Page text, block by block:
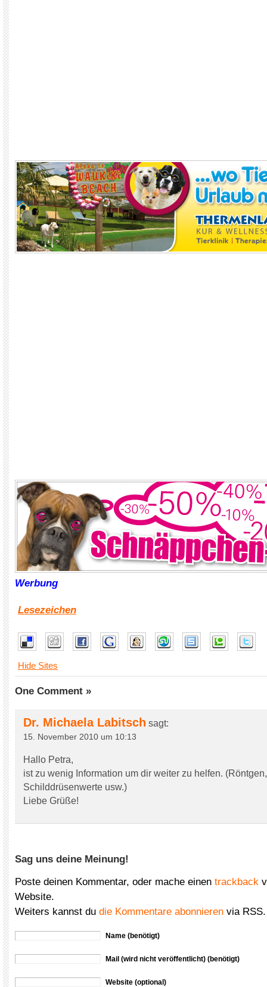
Werbung
Lesezeichen
Hide Sites
One Comment »
Dr. Michaela Labitsch sagt:
15. November 2010 um 10:13
Hallo Petra,
ist zu wenig Information um dir weiter zu helfen.
Schilddrüsenwerte usw.)
Liebe Grüße!
Sag uns deine Meinung!
Poste deinen Kommentar, oder mache einen trackback
Website.
Weiters kannst du die Kommentare abonnieren via RSS.
Name (benötigt)
Mail (wird nicht veröffentlicht) (benötigt)
Website (optional)